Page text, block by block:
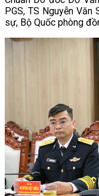
PGS, TS Nguyễn
sự, Bộ Quốc phòng